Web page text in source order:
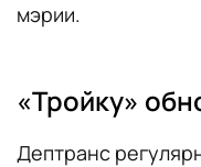
мэрии.
«Тройку»
Дептранс